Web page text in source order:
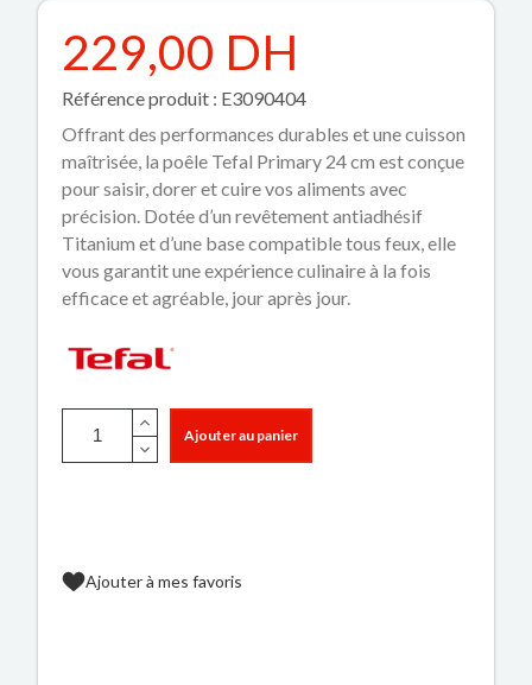
229,00 DH
Référence produit : E3090404
Offrant des performances durables et une cuisson
maîtrisée, la poêle Tefal Primary 24 cm est conçue
pour saisir, dorer et cuire vos aliments avec
précision. Dotée d’un revêtement antiadhésif
Titanium et d’une base compatible tous feux, elle
vous garantit une expérience culinaire à la fois
efficace et agréable, jour après jour.
Ajouter au panier
Ajouter à mes favoris